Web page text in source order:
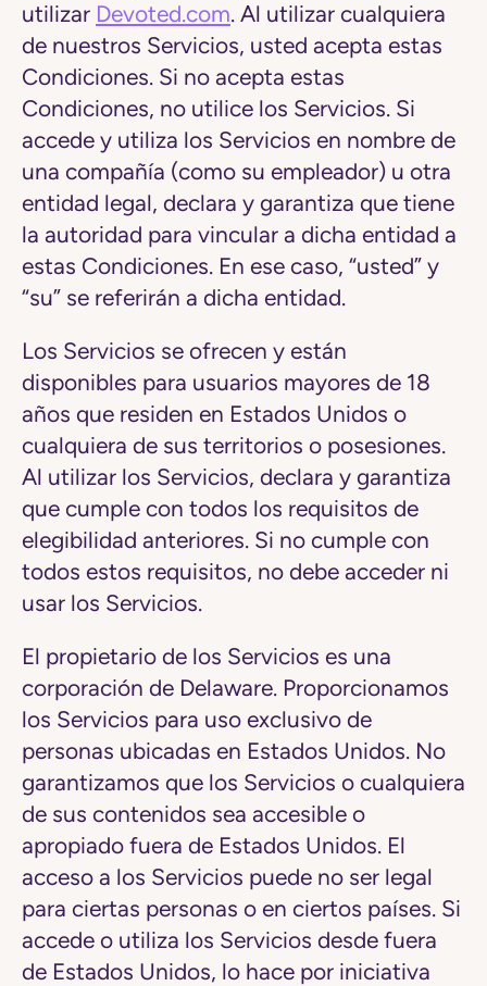
utilizar Devoted.com. Al utilizar cualquiera
de nuestros Servicios, usted acepta estas
Condiciones. Si no acepta estas
Condiciones, no utilice los Servicios. Si
accede y utiliza los Servicios en nombre de
una compañía (como su empleador) u otra
entidad legal, declara y garantiza que tiene
la autoridad para vincular a dicha entidad a
estas Condiciones. En ese caso, “usted” y
“su” se referirán a dicha entidad.
Los Servicios se ofrecen y están
disponibles para usuarios mayores de 18
años que residen en Estados Unidos o
cualquiera de sus territorios o posesiones.
Al utilizar los Servicios, declara y garantiza
que cumple con todos los requisitos de
elegibilidad anteriores. Si no cumple con
todos estos requisitos, no debe acceder ni
usar los Servicios.
El propietario de los Servicios es una
corporación de Delaware. Proporcionamos
los Servicios para uso exclusivo de
personas ubicadas en Estados Unidos. No
garantizamos que los Servicios o cualquiera
de sus contenidos sea accesible o
apropiado fuera de Estados Unidos. El
acceso a los Servicios puede no ser legal
para ciertas personas o en ciertos países. Si
accede o utiliza los Servicios desde fuera
de Estados Unidos, lo hace por iniciativa